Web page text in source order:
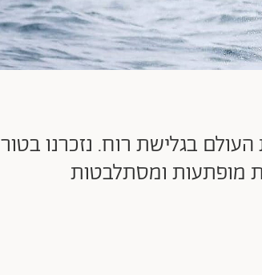
בגלישת רוח. נזכרנו בטור
מופתעות ומסתלבטות